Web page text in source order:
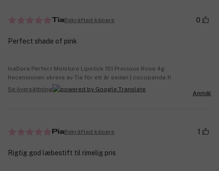
TiaBekräftad köpare 0
Perfect shade of pink
IsaDora Perfect Moisture Lipstick 151 Precious Rose 4g
Recensionen skrevs av Tia för ett år sedan | cocopanda.fi
Se översättning
Anmäl
PiaBekräftad köpare 1
Rigtig god læbestift til rimelig pris